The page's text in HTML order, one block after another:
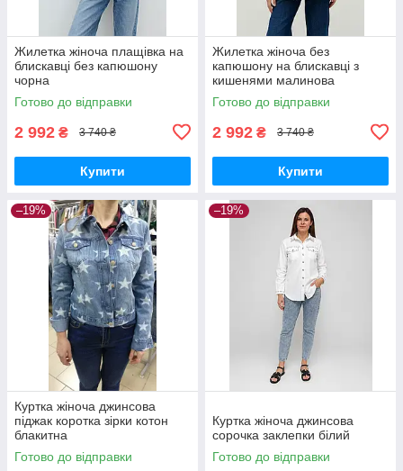
Жилетка жіноча плащівка на
блискавці без капюшону
чорна
Готово до відправки
2 992 ₴ 3 740 ₴
Купити
Жилетка жіноча без
капюшону на блискавці з
кишенями малинова
Готово до відправки
2 992 ₴ 3 740 ₴
Купити
–19%
Куртка жіноча джинсова
піджак коротка зірки котон
блакитна
Готово до відправки
–19%
Куртка жіноча джинсова
сорочка заклепки білий
Готово до відправки